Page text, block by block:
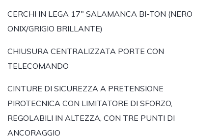
CERCHI IN LEGA 17" SALAMANCA BI-TON (NERO
ONIX/GRIGIO BRILLANTE)
CHIUSURA CENTRALIZZATA PORTE CON
TELECOMANDO
CINTURE DI SICUREZZA A PRETENSIONE
PIROTECNICA CON LIMITATORE DI SFORZO,
REGOLABILI IN ALTEZZA, CON TRE PUNTI DI
ANCORAGGIO